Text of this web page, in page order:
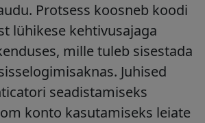
Protsess koosneb koodi
lühikese kehtivusajaga
mille tuleb sisestada
Juhised
seadistamiseks
konto kasutamiseks leiate